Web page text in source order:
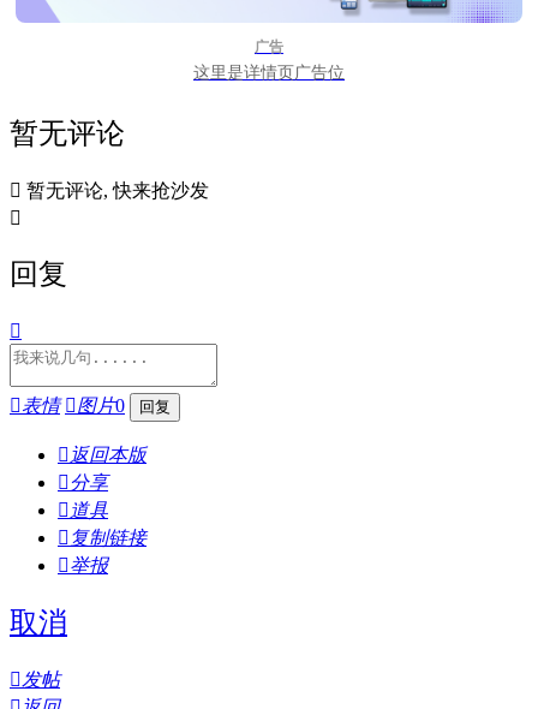
广告
这里是详情页广告位
暂无评论
 暂无评论, 快来抢沙发

回复

表情 图片0
 返回本版
分享
 道具
 复制链接
举报
取消
发帖